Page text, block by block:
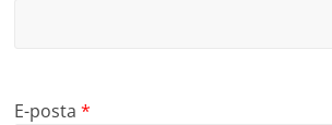
E-posta*